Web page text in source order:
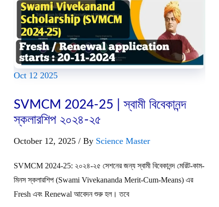
Oct 12 2025
SVMCM 2024-25 | স্বামী বিবেকানন্দ
স্কলারশিপ ২০২৪-২৫
October 12, 2025 / By Science Master
SVMCM 2024-25: ২০২৪-২৫ সেশনের জন্য স্বামী বিবেকানন্দ মেরিট-কাম-
মিনস স্কলারশিপ (Swami Vivekananda Merit-Cum-Means) এর
Fresh এবং Renewal আবেদন শুরু হল। তবে